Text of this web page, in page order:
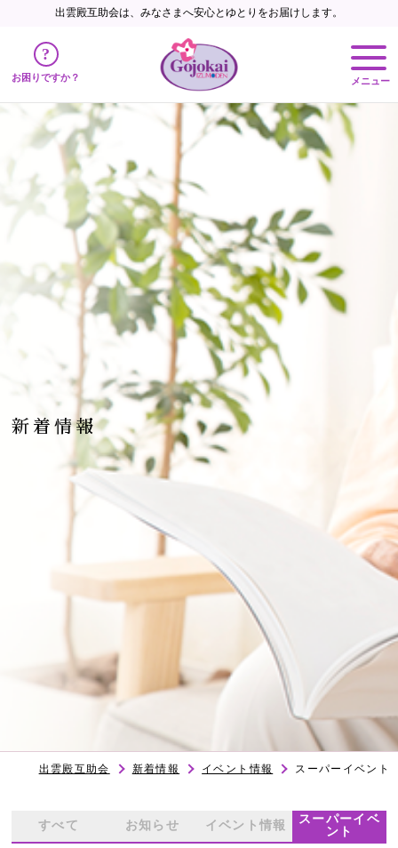
出雲殿互助会は、みなさまへ安心とゆとりをお届けします。
?
お困りですか？
新着情報
出雲殿互助会 新着情報 イベント情報 スーパーイベント
すべて お知らせ イベント情報
スーパーイベ
ント